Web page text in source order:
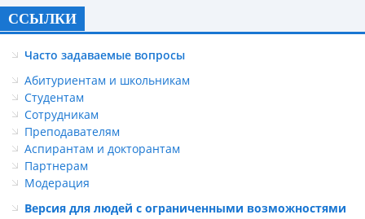
ССЫЛКИ
Часто задаваемые вопросы
Абитуриентам и школьникам
Студентам
Сотрудникам
Преподавателям
Аспирантам и докторантам
Партнерам
Модерация
Версия для людей с ограниченными возможностями